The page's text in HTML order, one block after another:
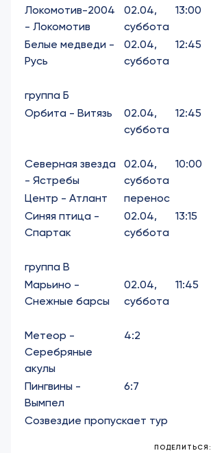
Локомотив-2004
- Локомотив
02.04,
суббота
13:00
Белые медведи -
Русь
02.04,
суббота
12:45
группа Б
Орбита - Витязь
02.04,
суббота
12:45
Северная звезда
- Ястребы
02.04,
суббота
10:00
Центр - Атлант
перенос
Синяя птица -
Спартак
02.04,
суббота
13:15
группа В
Марьино -
Снежные барсы
02.04,
суббота
11:45
Метеор -
Серебряные
акулы
4:2
Пингвины -
Вымпел
6:7
Созвездие пропускает тур
ПОДЕЛИТЬСЯ: